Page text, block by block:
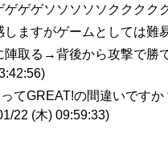
ゲゲゲソソソソソクククク
しますがゲームとしては難
陣取る→背後から攻撃で勝
)
てGREAT!の間違いです
22 (木) 09:59:33)